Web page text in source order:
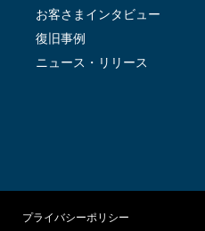
お客さまインタビュー
復旧事例
ニュース・リリース
プライバシーポリシー